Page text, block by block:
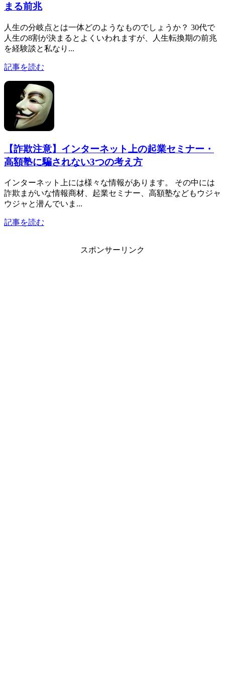
まる前兆
人生の分岐点とは一体どのようなものでしょうか？ 30代で
人生の8割が決まるとよくいわれますが、人生転換期の前兆
を経験談と私なり...
記事を読む
【詐欺注意】インターネット上の起業セミナー・
高額塾に騙されない3つの考え方
インターネット上には様々な情報があります。 その中には
詐欺まがいな情報商材、起業セミナー、高額塾などもウジャ
ウジャと潜んでいま...
記事を読む
スポンサーリンク